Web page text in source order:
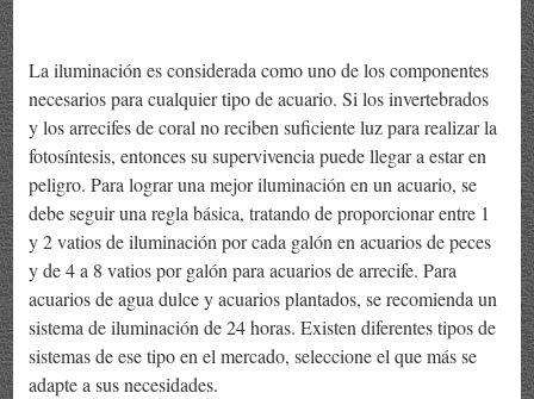
La iluminación es considerada como uno de los componentes
necesarios para cualquier tipo de acuario. Si los invertebrados
y los arrecifes de coral no reciben suficiente luz para realizar la
fotosíntesis, entonces su supervivencia puede llegar a estar en
peligro. Para lograr una mejor iluminación en un acuario, se
debe seguir una regla básica, tratando de proporcionar entre 1
y 2 vatios de iluminación por cada galón en acuarios de peces
y de 4 a 8 vatios por galón para acuarios de arrecife. Para
acuarios de agua dulce y acuarios plantados, se recomienda un
sistema de iluminación de 24 horas. Existen diferentes tipos de
sistemas de ese tipo en el mercado, seleccione el que más se
adapte a sus necesidades.